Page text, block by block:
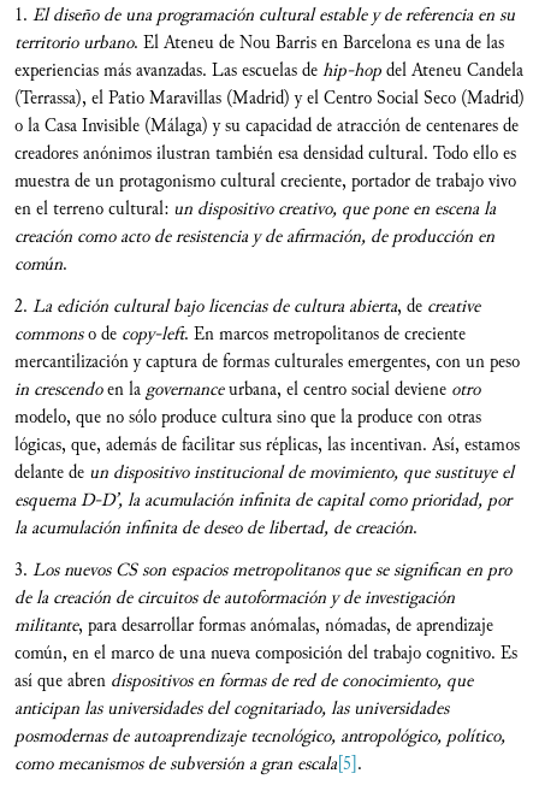
1. El diseño de una programación cultural estable y de referencia en su
territorio urbano. El Ateneu de Nou Barris en Barcelona es una de las
experiencias más avanzadas. Las escuelas dehip-hopdel Ateneu Candela
(Terrassa), el Patio Maravillas (Madrid) y el Centro Social Seco (Madrid)
o la Casa Invisible (Málaga) y su capacidad de atracción de centenares de
creadores anónimos ilustran también esa densidad cultural. Todo ello es
muestra de un protagonismo cultural creciente, portador de trabajo vivo
en el terreno cultural: un dispositivo creativo, que pone en escena la
creación como acto de resistencia y de afirmación, de producción en
común.
2. La edición cultural bajo licencias de cultura abierta, de creative
commonso de copy-left. En marcos metropolitanos de creciente
mercantilización y captura de formas culturales emergentes, con un peso
in crescendoen lagovernanceurbana, el centro social deviene otro
modelo, que no sólo produce cultura sino que la produce con otras
lógicas, que, además de facilitar sus réplicas, las incentivan. Así, estamos
delante de un dispositivo institucional de movimiento, que sustituye el
esquema D-D’, la acumulación infinita de capital como prioridad, por
la acumulación infinita de deseo de libertad, de creación.
3. Los nuevos CS son espacios metropolitanos que se significan en pro
de la creación de circuitos de autoformación y de investigación
militante, para desarrollar formas anómalas, nómadas, de aprendizaje
común, en el marco de una nueva composición del trabajo cognitivo. Es
así que abren dispositivos en formas de red de conocimiento, que
anticipan las universidades del cognitariado, las universidades
posmodernas de autoaprendizaje tecnológico, antropológico, político,
como mecanismos de subversión a gran escala[5].